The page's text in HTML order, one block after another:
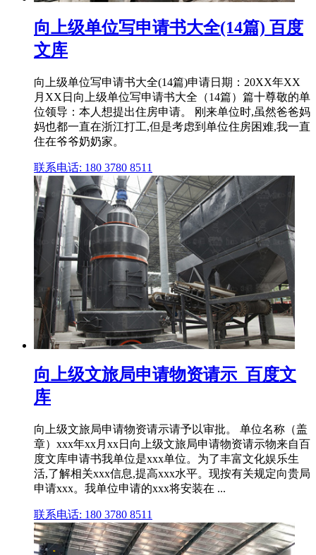
向上级单位写申请书大全(14篇) 百度
文库
向上级单位写申请书大全(14篇)申请日期：20XX年XX
月XX日向上级单位写申请书大全（14篇）篇十尊敬的单
位领导：本人想提出住房申请。 刚来单位时,虽然爸爸妈
妈也都一直在浙江打工,但是考虑到单位住房困难,我一直
住在爷爷奶奶家。
联系电话: 180 3780 8511
向上级文旅局申请物资请示_百度文
库
向上级文旅局申请物资请示请予以审批。 单位名称（盖
章）xxx年xx月xx日向上级文旅局申请物资请示物来自百
度文库申请书我单位是xxx单位。为了丰富文化娱乐生
活,了解相关xxx信息,提高xxx水平。现按有关规定向贵局
申请xxx。我单位申请的xxx将安装在 ...
联系电话: 180 3780 8511